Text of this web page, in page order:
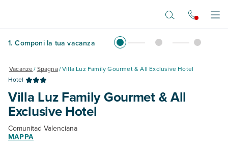
1. Componi la tua vacanza
Vacanze/Spagna/Villa Luz Family Gourmet & All Exclusive Hotel
Hotel
Villa Luz Family Gourmet & All
Exclusive Hotel
Comunitad Valenciana
MAPPA